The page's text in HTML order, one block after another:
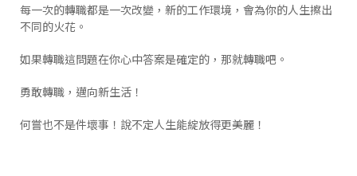
每一次的轉職都是一次改變，新的工作環境，會為你的人生擦出
不同的火花。
如果轉職這問題在你心中答案是確定的，那就轉職吧。
勇敢轉職，邁向新生活！
何嘗也不是件壞事！說不定人生能綻放得更美麗！